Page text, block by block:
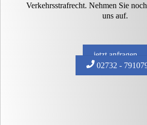
Verkehrsstrafrecht. Nehmen Sie
uns auf.
jetzt anfragen
02732 -